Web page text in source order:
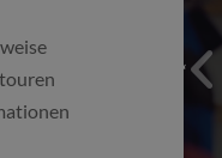
immer über den...